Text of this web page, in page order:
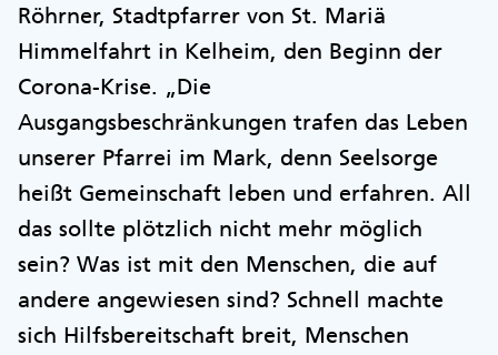
Röhrner, Stadtpfarrer von St. Mariä
Himmelfahrt in Kelheim, den Beginn der
Corona-Krise. „Die
Ausgangsbeschränkungen trafen das Leben
unserer Pfarrei im Mark, denn Seelsorge
heißt Gemeinschaft leben und erfahren. All
das sollte plötzlich nicht mehr möglich
sein? Was ist mit den Menschen, die auf
andere angewiesen sind? Schnell machte
sich Hilfsbereitschaft breit, Menschen